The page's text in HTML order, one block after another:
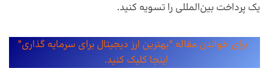
یک پرداخت بین‌المللی را تسویه کنید.
برای خواندن مقاله “بهترین ارز دیجیتال برای سرمایه گذاری”
اینجا کلیک کنید.